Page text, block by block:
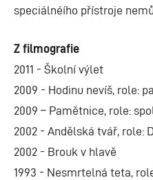
speciálnéího přístroje
Z filmografie
2011 - Školní výlet
2009 - Hodinu nevíš, role:
2009 – Pamětnice, role:
2002 - Andělská tvář, role:
2002 - Brouk v hlavě
1993 - Nesmrtelná teta,